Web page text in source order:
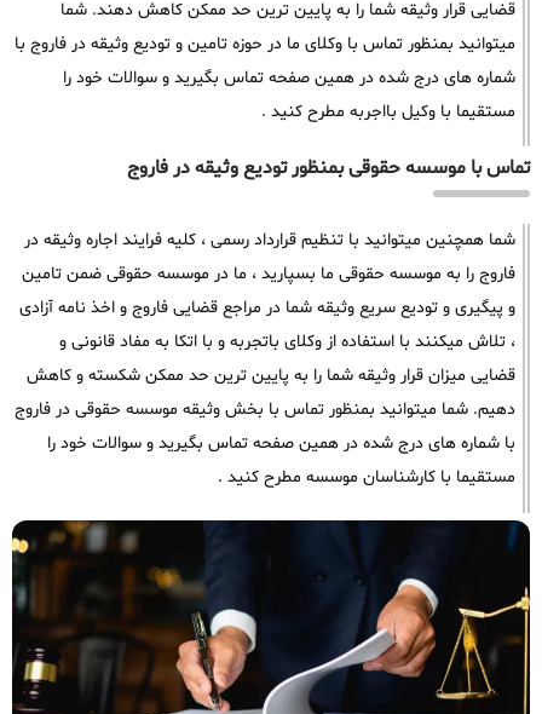
قضایی قرار وثیقه شما را به پایین ترین حد ممکن کاهش دهند. شما
میتوانید بمنظور تماس با وکلای ما در حوزه تامین و تودیع وثیقه در فاروج با
شماره های درج شده در همین صفحه تماس بگیرید و سوالات خود را
مستقیما با وکیل بااجربه مطرح کنید .
تماس با موسسه حقوقی بمنظور تودیع وثیقه در فاروج
شما همچنین میتوانید با تنظیم قرارداد رسمی ، کلیه فرایند اجاره وثیقه در
فاروج را به موسسه حقوقی ما بسپارید ، ما در موسسه حقوقی ضمن تامین
و پیگیری و تودیع سریع وثیقه شما در مراجع قضایی فاروج و اخذ نامه آزادی
، تلاش میکنند با استفاده از وکلای باتجربه و با اتکا به مفاد قانونی و
قضایی میزان قرار وثیقه شما را به پایین ترین حد ممکن شکسته و کاهش
دهیم. شما میتوانید بمنظور تماس با بخش وثیقه موسسه حقوقی در فاروج
با شماره های درج شده در همین صفحه تماس بگیرید و سوالات خود را
مستقیما با کارشناسان موسسه مطرح کنید .